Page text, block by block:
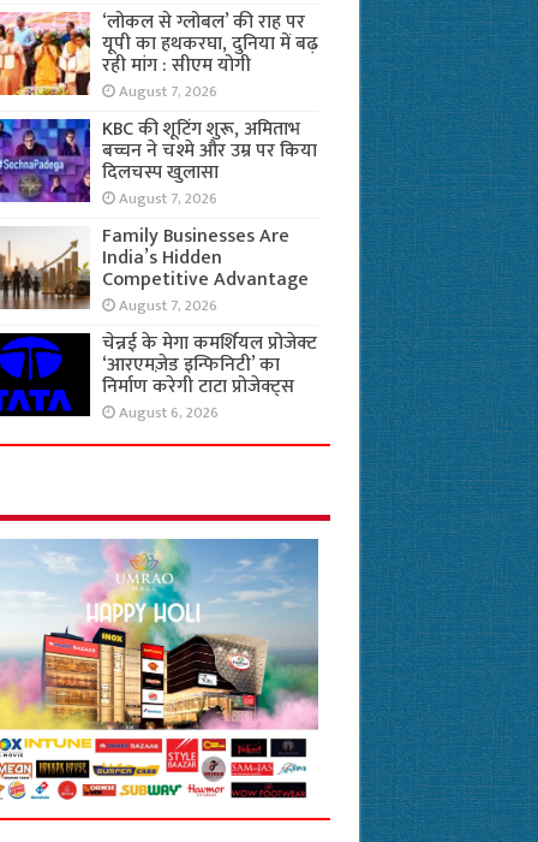
‘लोकल से ग्लोबल’ की राह पर
यूपी का हथकरघा, दुनिया में बढ़
रही मांग : सीएम योगी
August 7, 2026
KBC की शूटिंग शुरू, अमिताभ
बच्चन ने चश्मे और उम्र पर किया
दिलचस्प खुलासा
August 7, 2026
Family Businesses Are
India’s Hidden
Competitive Advantage
August 7, 2026
चेन्नई के मेगा कमर्शियल प्रोजेक्ट
‘आरएमज़ेड इन्फिनिटी’ का
निर्माण करेगी टाटा प्रोजेक्ट्स
August 6, 2026